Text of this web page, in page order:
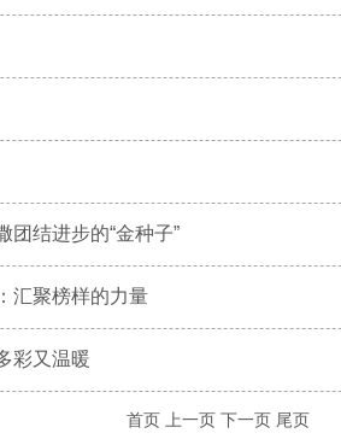
团结进步的“金种子”
汇聚榜样的力量
彩又温暖
首页 上一页 下一页 尾页